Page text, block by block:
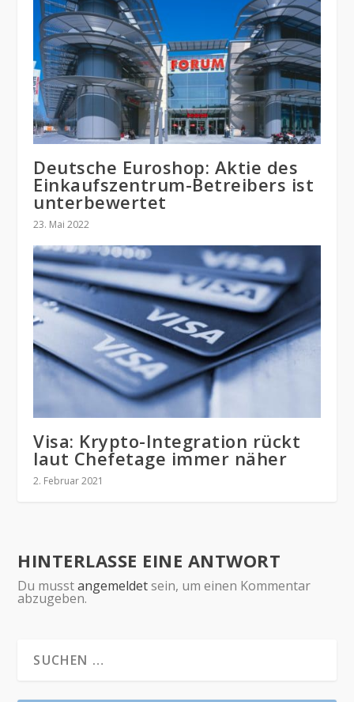
Deutsche Euroshop: Aktie des
Einkaufszentrum-Betreibers ist
unterbewertet
23. Mai 2022
Visa: Krypto-Integration rückt
laut Chefetage immer näher
2. Februar 2021
HINTERLASSE EINE ANTWORT
Du musstangemeldetsein, um einen Kommentar
abzugeben.